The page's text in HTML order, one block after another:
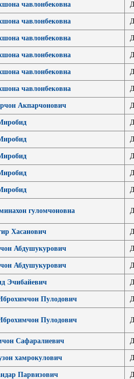
чавлонбековна
чавлонбековна
чавлонбековна
чавлонбековна
чавлонбековна
чавлонбековна
Акпарчонович
гуломчоновна
Хасанович
Абдушукурович
Абдушукурович
Эчибайевич
Пулодович
Пулодович
Сафаралиевич
хамрокулович
Парвизович